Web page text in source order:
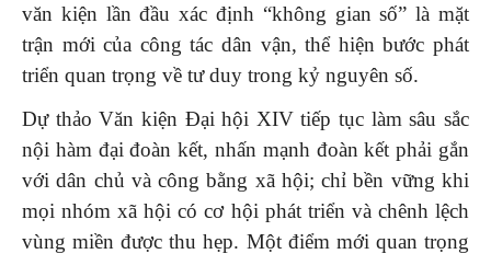
văn kiện lần đầu xác định “không gian số” là mặt
trận mới của công tác dân vận, thể hiện bước phát
triển quan trọng về tư duy trong kỷ nguyên số.
Dự thảo Văn kiện Đại hội XIV tiếp tục làm sâu sắc
nội hàm đại đoàn kết, nhấn mạnh đoàn kết phải gắn
với dân chủ và công bằng xã hội; chỉ bền vững khi
mọi nhóm xã hội có cơ hội phát triển và chênh lệch
vùng miền được thu hẹp. Một điểm mới quan trọng